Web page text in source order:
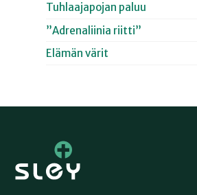
Tuhlaajapojan paluu
”Adrenaliinia riitti”
Elämän värit